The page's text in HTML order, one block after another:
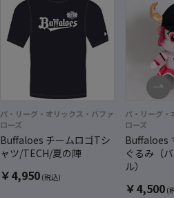
パ・リーグ・オリックス・バファ
ローズ
Buffaloes チームロゴTシ
ャツ/TECH/夏の陣
￥4,950 (税込)
パ・リーグ・
ローズ
Buffaloes
ぐるみ（
ル）
￥4,500 (